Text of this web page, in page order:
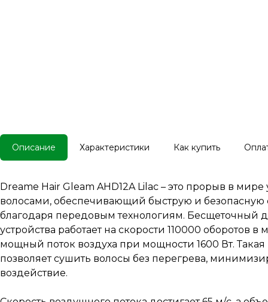
Описание Характеристики Как купить
Dreame Hair Gleam AHD12A Lilac – это прорыв в мире
волосами, обеспечивающий быструю и безопасную
благодаря передовым технологиям. Бесщеточный
устройства работает на скорости 110000 оборотов в
мощный поток воздуха при мощности 1600 Вт.
позволяет сушить волосы без перегрева,
воздействие.